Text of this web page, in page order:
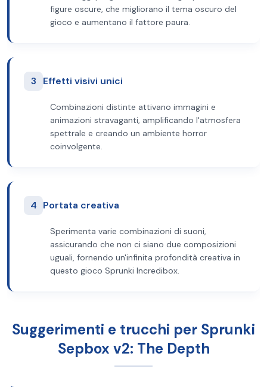
figure oscure, che migliorano il tema oscuro del
gioco e aumentano il fattore paura.
3 Effetti visivi unici
Combinazioni distinte attivano immagini e
animazioni stravaganti, amplificando l'atmosfera
spettrale e creando un ambiente horror
coinvolgente.
4 Portata creativa
Sperimenta varie combinazioni di suoni,
assicurando che non ci siano due composizioni
uguali, fornendo un'infinita profondità creativa in
questo gioco Sprunki Incredibox.
Suggerimenti e trucchi per Sprunki
Sepbox v2: The Depth